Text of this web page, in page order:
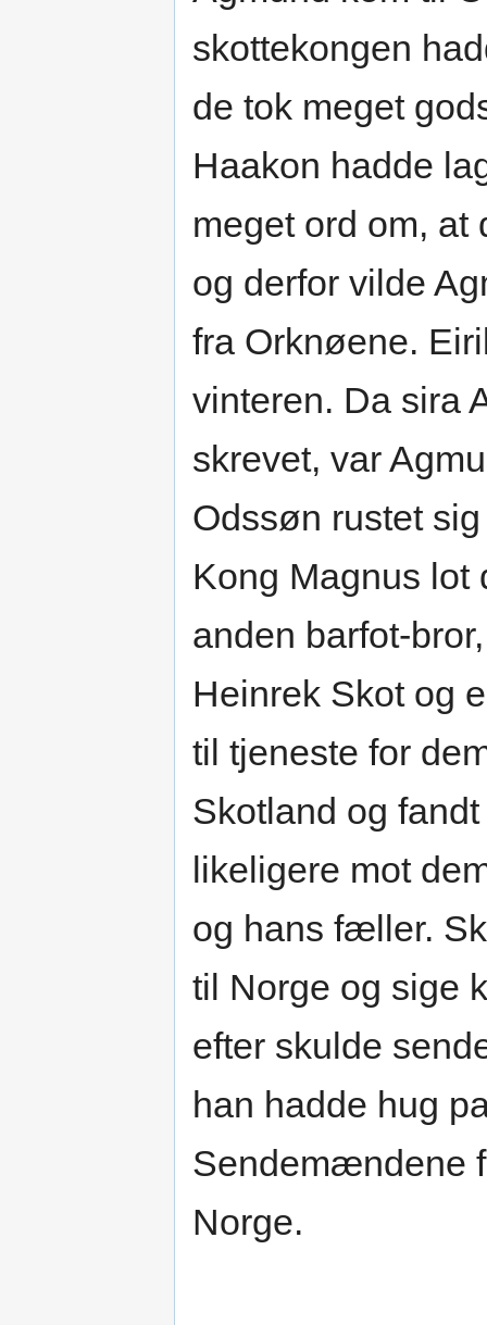
skottekongen
de tok meget
Haakon hadde
meget ord om, at
og derfor vilde
fra Orknøene.
vinteren. Da sira
skrevet, var
Odssøn rustet
Kong Magnus lot
anden barfot-
Heinrek Skot og
til tjeneste for
Skotland og
likeligere mot
og hans fæller.
til Norge og sige
efter skulde
han hadde hug
Sendemændene
Norge.